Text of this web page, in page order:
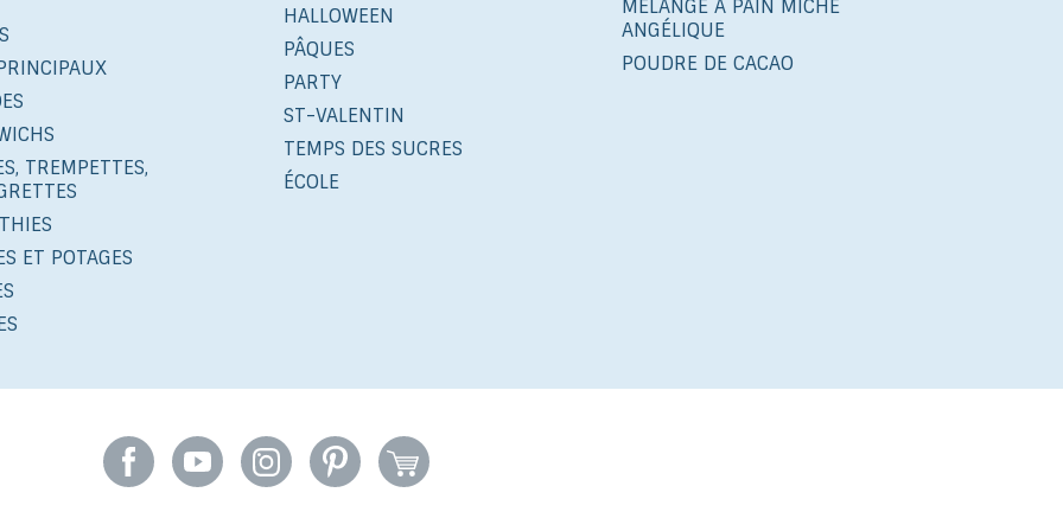
TREMPETTES,
ET POTAGES
HALLOWEEN
PÂQUES
PARTY
ST-VALENTIN
TEMPS DES SUCRES
ÉCOLE
MÉLANGE À PAIN MICHE
ANGÉLIQUE
POUDRE DE CACAO